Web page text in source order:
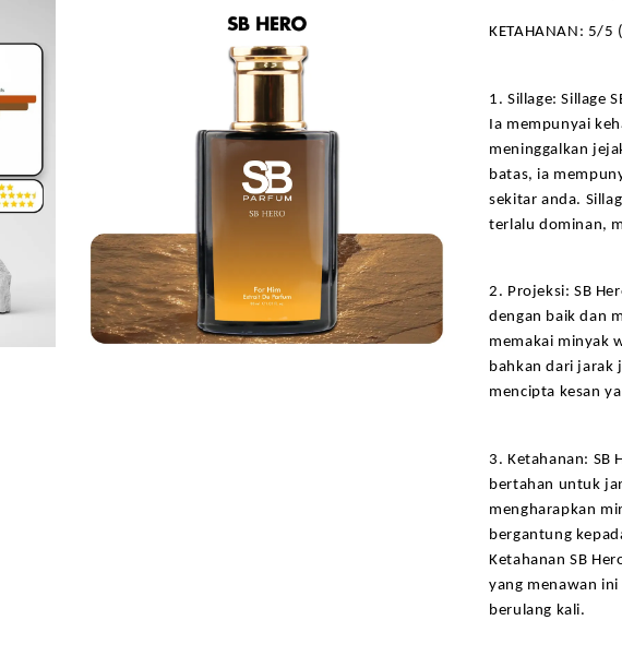
KETAHANAN: 5/5
1. Sillage: Sillage
Ia mempunyai
meninggalkan
batas, ia
sekitar anda.
terlalu dominan,
2. Projeksi: SB
dengan baik dan
memakai minyak
bahkan dari jarak
mencipta kesan
3. Ketahanan: SB
bertahan untuk
mengharapkan
bergantung
Ketahanan SB
yang menawan
berulang kali.